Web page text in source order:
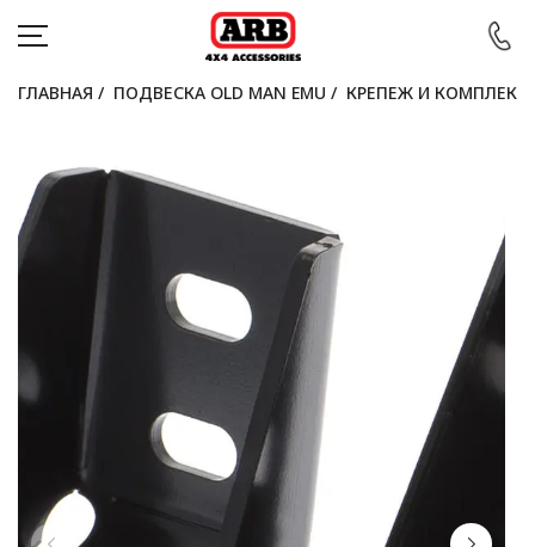
КАТАЛОГ
АВТОМОБИЛИ
БЛОГ
ПОКУПАТЕЛЯМ
КОНТАКТЫ
Войти
ГЛАВНАЯ / ПОДВЕСКА OLD MAN EMU / КРЕПЕЖ И